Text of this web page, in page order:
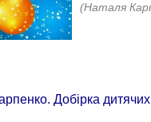
(Наталя
Добірка